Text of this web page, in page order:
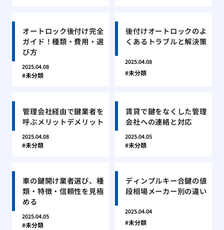
オートロック後付け完全
ガイド！種類・費用・選
び方
2025.04.08
未分類
後付けオートロックのよ
くあるトラブルと解決策
2025.04.08
未分類
管理会社経由で鍵業者を
呼ぶメリットデメリット
2025.04.08
未分類
賃貸で鍵をなくした管理
会社への連絡と対応
2025.04.05
未分類
車の鍵開け業者選び、種
類・特徴・信頼性を見極
める
2025.04.05
未分類
ディンプルキー合鍵の値
段相場メーカー別の違い
2025.04.04
未分類